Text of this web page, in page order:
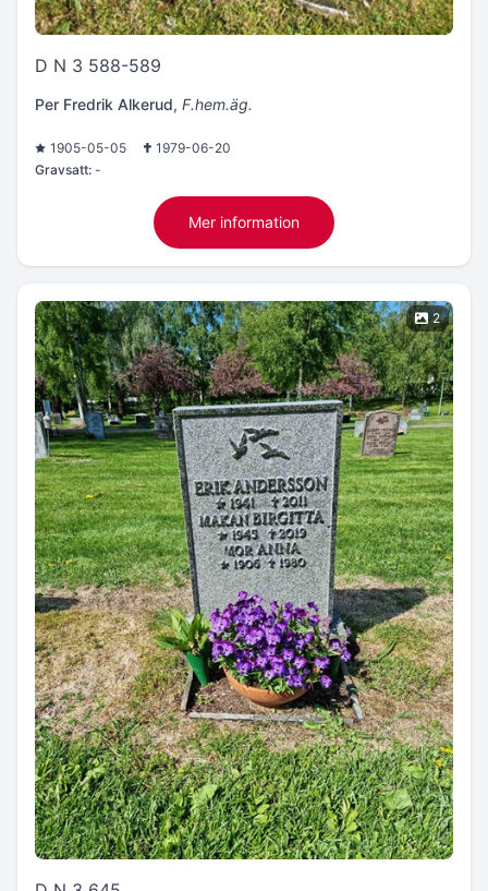
D N 3 588-589
Per Fredrik Alkerud, F.hem.äg.
1905-05-05
1979-06-20
Gravsatt: -
Mer information
2